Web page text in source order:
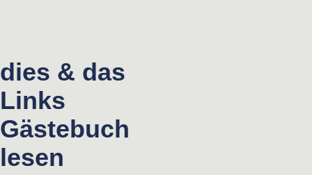
dies & das
Links
Gästebuch
lesen